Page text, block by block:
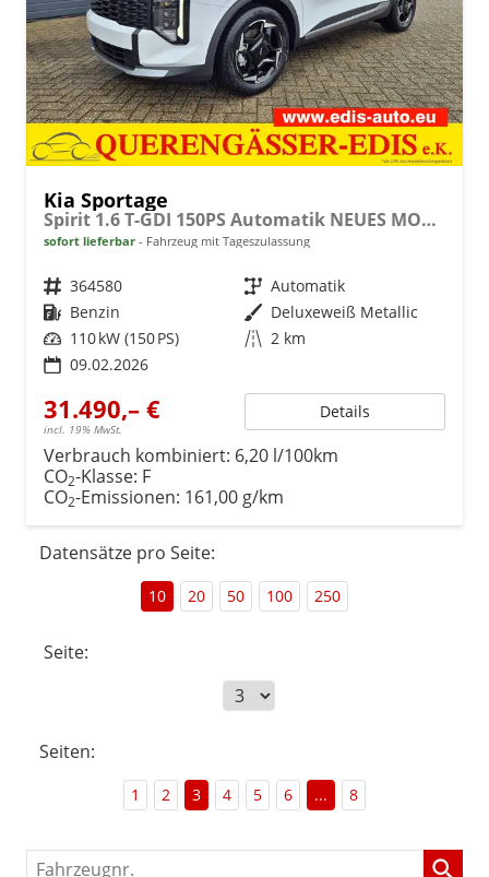
Kia Sportage
Spirit 1.6 T-GDI 150PS Automatik NEUES MODELL MY26 FACELIFT Teil-Leder 18"LM Sitzheizung v+h Lenkradheizung Klimaautomatik ACC Navi Bluetooth Touchscreen Apple CarPlay Android Auto PDC Rückf.Kamera 2x Keyless
sofort lieferbar Fahrzeug mit Tageszulassung
Fahrzeugnr. 364580 Getriebe Automatik
Kraftstoff Benzin Außenfarbe Deluxeweiß Metallic
Leistung 110 kW (150 PS) Kilometerstand 2 km
09.02.2026
31.490,– €
incl. 19% MwSt.
Details
Verbrauch kombiniert: 6,20 l/100km
CO2-Klasse: F
CO2-Emissionen: 161,00 g/km
Datensätze pro Seite:
10 20 50 100 250
Seite:
Seiten:
1 2 3 4 5 6 ... 8
Fahrzeugnr.